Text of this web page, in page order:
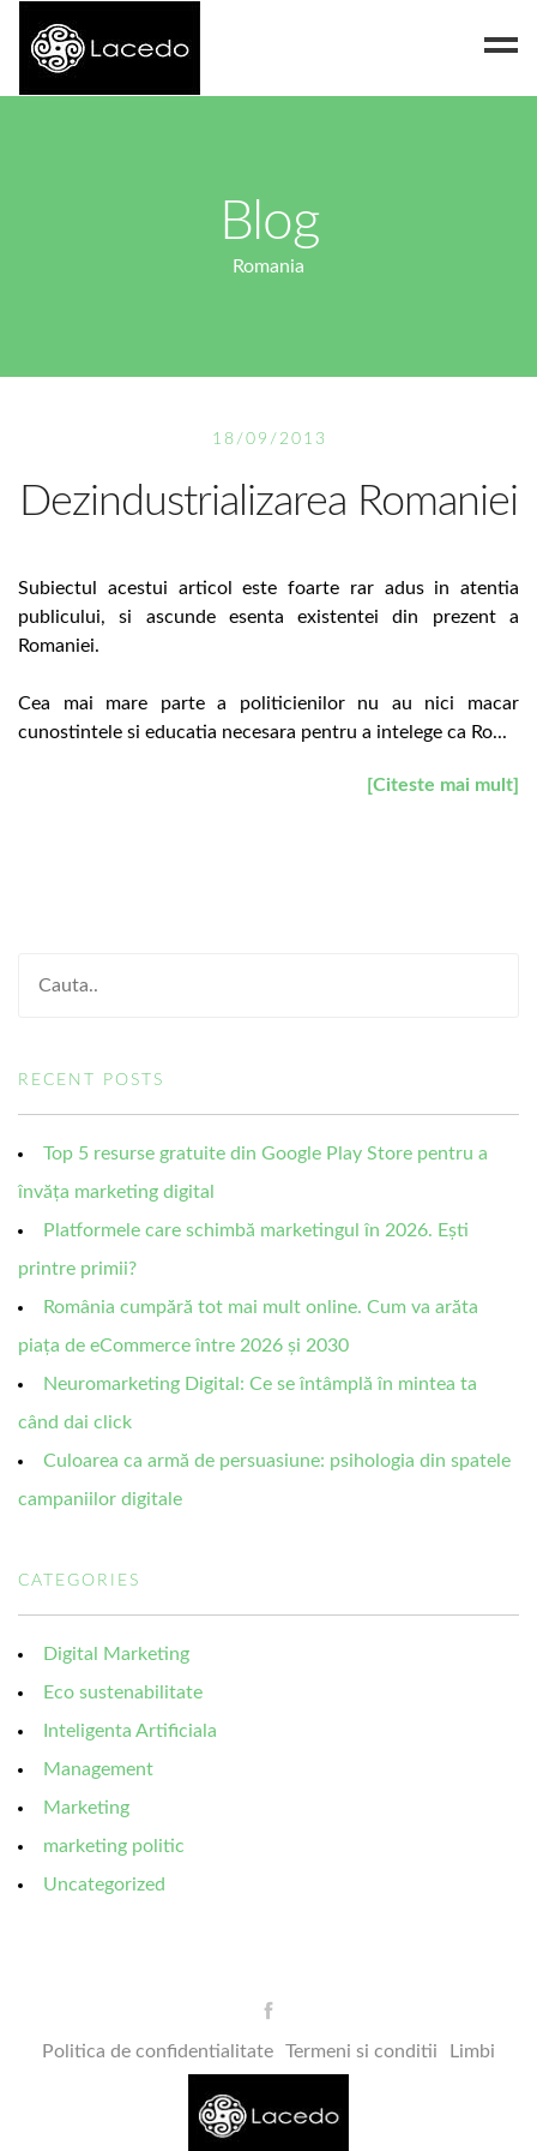
Blog
Romania
18/09/2013
Dezindustrializarea Romaniei
Subiectul acestui articol este foarte rar adus in atentia
publicului, si ascunde esenta existentei din prezent a
Romaniei.
Cea mai mare parte a politicienilor nu au nici macar
cunostintele si educatia necesara pentru a intelege ca Ro...
[Citeste mai mult]
RECENT POSTS
Top 5 resurse gratuite din Google Play Store pentru a
învăța marketing digital
Platformele care schimbă marketingul în 2026. Ești
printre primii?
România cumpără tot mai mult online. Cum va arăta
piața de eCommerce între 2026 și 2030
Neuromarketing Digital: Ce se întâmplă în mintea ta
când dai click
Culoarea ca armă de persuasiune: psihologia din spatele
campaniilor digitale
CATEGORIES
Digital Marketing
Eco sustenabilitate
Inteligenta Artificiala
Management
Marketing
marketing politic
Uncategorized
Politica de confidentialitate Termeni si conditii Limbi